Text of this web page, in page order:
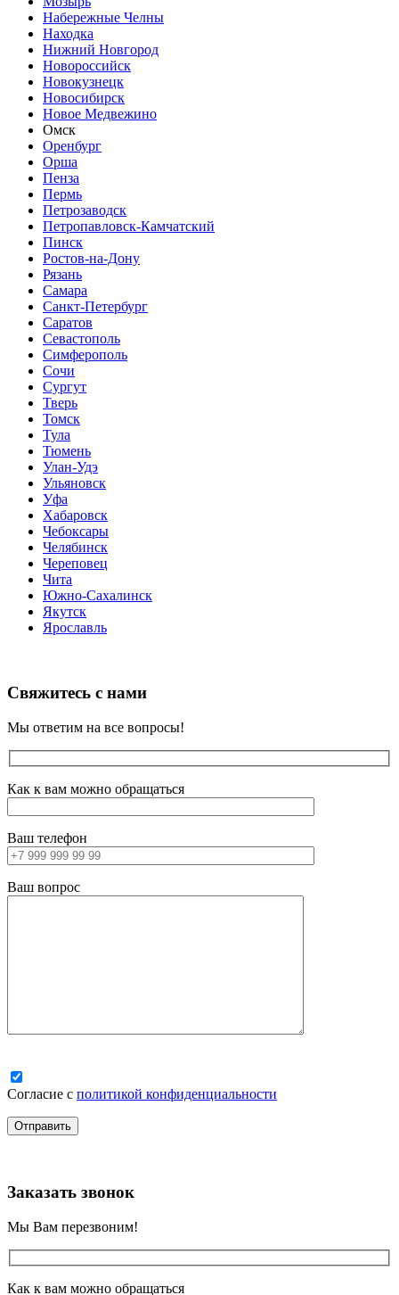
Набережные Челны
Находка
Нижний Новгород
Новороссийск
Новокузнецк
Новосибирск
Новое Медвежино
Омск
Оренбург
Орша
Пенза
Пермь
Петрозаводск
Петропавловск-Камчатский
Пинск
Ростов-на-Дону
Рязань
Самара
Санкт-Петербург
Саратов
Севастополь
Симферополь
Сочи
Сургут
Тверь
Томск
Тула
Тюмень
Улан-Удэ
Ульяновск
Уфа
Хабаровск
Чебоксары
Челябинск
Череповец
Чита
Южно-Сахалинск
Якутск
Ярославль
Свяжитесь с нами
Мы ответим на все вопросы!
Как к вам можно обращаться
Ваш телефон
Ваш вопрос
Согласие с политикой конфиденциальности
Заказать звонок
Мы Вам перезвоним!
Как к вам можно обращаться